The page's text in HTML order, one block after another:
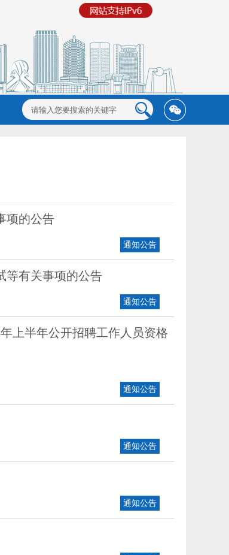
项的公告
通知公告
等有关事项的公告
通知公告
上半年公开招聘工作人员资格
通知公告
通知公告
通知公告